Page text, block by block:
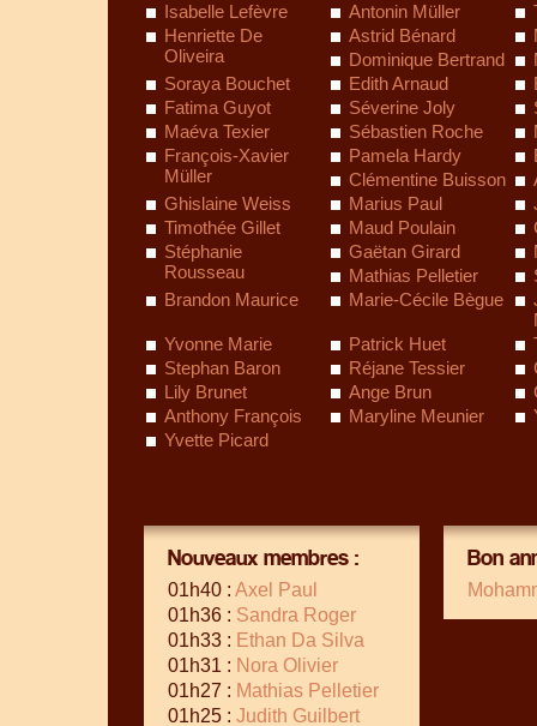
Isabelle Lefèvre
Antonin Müller
Henriette De
Oliveira
Astrid Bénard
Dominique Bertrand
Soraya Bouchet
Edith Arnaud
Fatima Guyot
Séverine Joly
Maéva Texier
Sébastien Roche
François-Xavier
Müller
Pamela Hardy
Clémentine Buisson
Ghislaine Weiss
Marius Paul
Timothée Gillet
Maud Poulain
Stéphanie
Rousseau
Gaëtan Girard
Mathias Pelletier
Brandon Maurice
Marie-Cécile Bègue
Yvonne Marie
Patrick Huet
Stephan Baron
Réjane Tessier
Lily Brunet
Ange Brun
Anthony François
Maryline Meunier
Yvette Picard
Nouveaux membres :
01h40 : Axel Paul
01h36 : Sandra Roger
01h33 : Ethan Da Silva
01h31 : Nora Olivier
01h27 : Mathias Pelletier
01h25 : Judith Guilbert
Bon